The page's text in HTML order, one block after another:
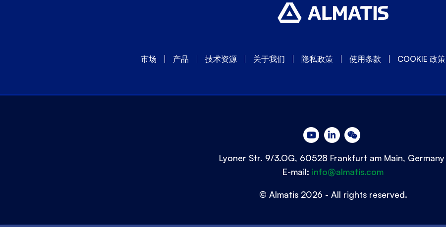
市场 产品 技术资源 关于我们 隐私政策 使用条款 COOKIE 政策
Lyoner Str. 9/3.OG, 60528 Frankfurt am Main, Germany
E-mail: info@almatis.com
© Almatis 2026 - All rights reserved.